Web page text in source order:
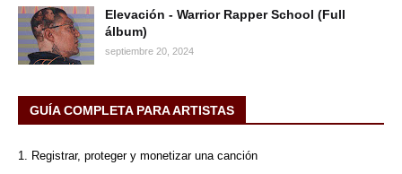
Elevación - Warrior Rapper School (Full
álbum)
septiembre 20, 2024
GUÍA COMPLETA PARA ARTISTAS
1. Registrar, proteger y monetizar una canción